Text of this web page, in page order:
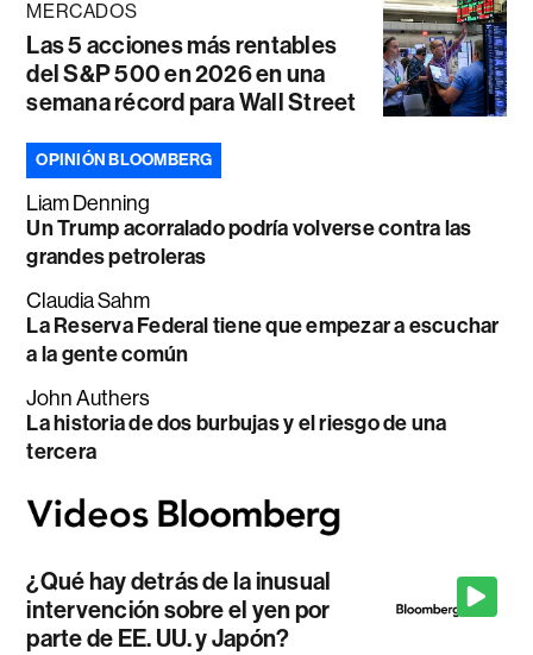
MERCADOS
Las 5 acciones más rentables
del S&P 500 en 2026 en una
semana récord para Wall Street
OPINIÓN BLOOMBERG
Liam Denning
Un Trump acorralado podría volverse contra las
grandes petroleras
Claudia Sahm
La Reserva Federal tiene que empezar a escuchar
a la gente común
John Authers
La historia de dos burbujas y el riesgo de una
tercera
¿Qué hay detrás de la inusual
intervención sobre el yen por
parte de EE. UU. y Japón?